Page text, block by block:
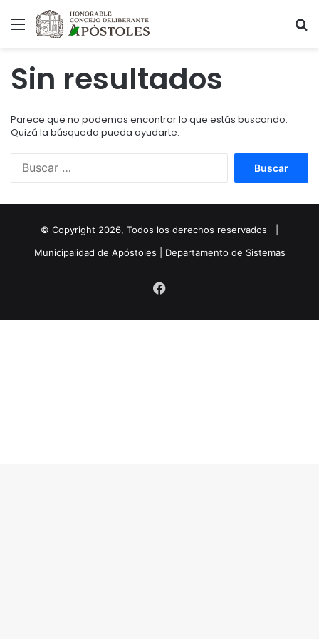
Menú
Sin resultados
Parece que no podemos encontrar lo que estás buscando.
Quizá la búsqueda pueda ayudarte.
© Copyright 2026, Todos los derechos reservados |
Municipalidad de Apóstoles | Departamento de Sistemas
Facebook